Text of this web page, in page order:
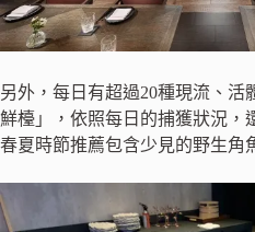
另外，每日有超過20種現流、活
鮮檯」，依照每日的捕獲狀況，
春夏時節推薦包含少見的野生角